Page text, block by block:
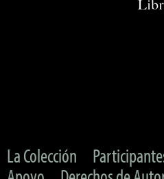
La Colección